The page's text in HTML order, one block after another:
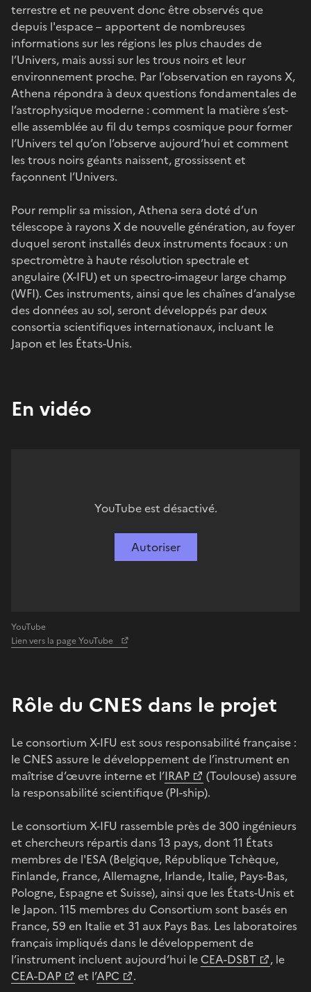
terrestre et ne peuvent donc être observés que
depuis l'espace – apportent de nombreuses
informations sur les régions les plus chaudes de
l’Univers, mais aussi sur les trous noirs et leur
environnement proche. Par l’observation en rayons X,
Athena répondra à deux questions fondamentales de
l’astrophysique moderne : comment la matière s’est-
elle assemblée au fil du temps cosmique pour former
l’Univers tel qu’on l’observe aujourd’hui et comment
les trous noirs géants naissent, grossissent et
façonnent l’Univers.
Pour remplir sa mission, Athena sera doté d’un
télescope à rayons X de nouvelle génération, au foyer
duquel seront installés deux instruments focaux : un
spectromètre à haute résolution spectrale et
angulaire (X-IFU) et un spectro-imageur large champ
(WFI). Ces instruments, ainsi que les chaînes d’analyse
des données au sol, seront développés par deux
consortia scientifiques internationaux, incluant le
Japon et les États-Unis.
En vidéo
YouTube est désactivé.
Autoriser
YouTube
Lien vers la page YouTube
Rôle du CNES dans le projet
Le consortium X-IFU est sous responsabilité française :
le CNES assure le développement de l’instrument en
maîtrise d’œuvre interne et l’IRAP
(Toulouse) assure
la responsabilité scientifique (PI-ship).
Le consortium X-IFU rassemble près de 300 ingénieurs
et chercheurs répartis dans 13 pays, dont 11 États
membres de l'ESA (Belgique, République Tchèque,
Finlande, France, Allemagne, Irlande, Italie, Pays-Bas,
Pologne, Espagne et Suisse), ainsi que les États-Unis et
le Japon. 115 membres du Consortium sont basés en
France, 59 en Italie et 31 aux Pays Bas. Les laboratoires
français impliqués dans le développement de
l’instrument incluent aujourd’hui le CEA-DSBT
, le
CEA-DAP
et l’APC
.